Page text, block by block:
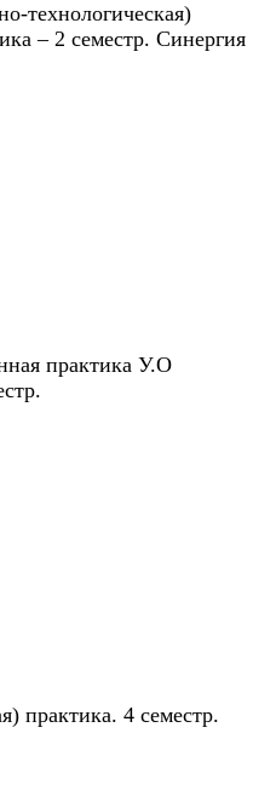
технологическая)
– 2 семестр. Синергия
практика У.О
практика. 4 семестр.